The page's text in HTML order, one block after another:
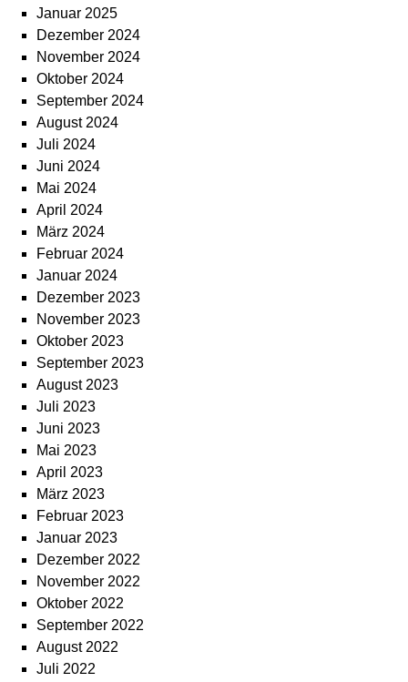
Januar 2025
Dezember 2024
November 2024
Oktober 2024
September 2024
August 2024
Juli 2024
Juni 2024
Mai 2024
April 2024
März 2024
Februar 2024
Januar 2024
Dezember 2023
November 2023
Oktober 2023
September 2023
August 2023
Juli 2023
Juni 2023
Mai 2023
April 2023
März 2023
Februar 2023
Januar 2023
Dezember 2022
November 2022
Oktober 2022
September 2022
August 2022
Juli 2022